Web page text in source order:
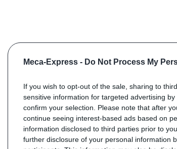
Meca-Express - Do Not Process My
If you wish to opt-out of the sale, sharing to
sensitive information for targeted advertising
confirm your selection. Please note that after
continue seeing interest-based ads based on
information disclosed to third parties prior to
further disclosure of your personal information